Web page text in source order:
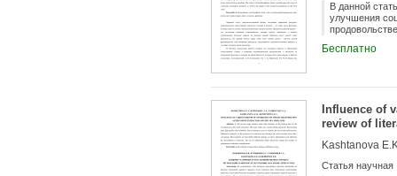
В данной
улучшения
инфекции на
Бесплатно
Influence of
review of
Kashtanova
Статья научная